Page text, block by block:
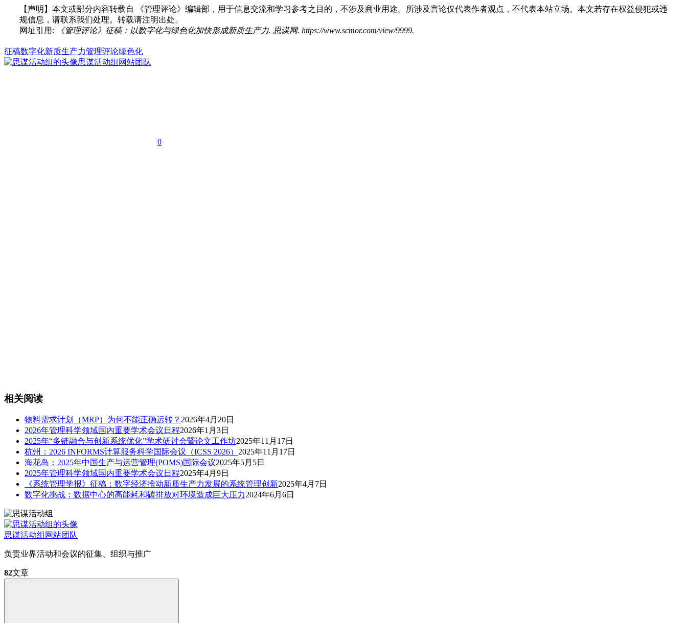
【声明】本文或部分内容转载自 《管理评论》编辑部 ，用于信息交流和学习参考之目的，不涉及商业用途。所涉及言论仅代表作者观点，不代表本站立场。本文若存在权益侵犯或违
规信息，请联系我们处理。转载请注明出处。
网址引用:
《管理评论》征稿：以数字化与绿色化加快形成新质生产力. 思谋网. https://www.scmor.com/view/9999.
征稿数字化新质生产力管理评论绿色化
思谋活动组 网站团队
0
相关阅读
物料需求计划（MRP）为何不能正确运转？ 2026年4月20日
2026年管理科学领域国内重要学术会议日程2026年1月3日
2025年“多链融合与创新系统优化”学术研讨会暨论文工作坊2025年11月17日
杭州：2026 INFORMS计算服务科学国际会议（ICSS 2026） 2025年11月17日
海花岛：2025年中国生产与运营管理(POMS)国际会议2025年5月5日
2025年管理科学领域国内重要学术会议日程2025年4月9日
《系统管理学报》征稿：数字经济推动新质生产力发展的系统管理创新2025年4月7日
数字化挑战：数据中心的高能耗和碳排放对环境造成巨大压力2024年6月6日
思谋活动组 网站团队
负责业界活动和会议的征集、组织与推广
82文章